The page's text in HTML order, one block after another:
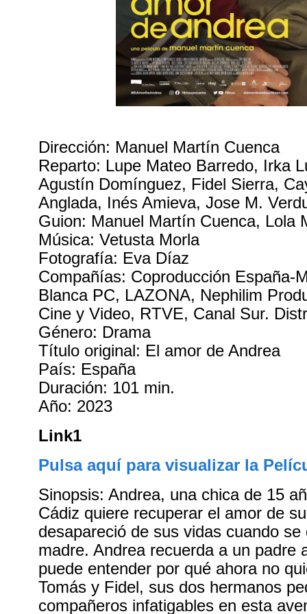
Dirección: Manuel Martín Cuenca
Reparto: Lupe Mateo Barredo, Irka
Agustín Domínguez, Fidel Sierra,
Anglada, Inés Amieva, Jose M.
Guion: Manuel Martín Cuenca, Lola
Música: Vetusta Morla
Fotografía: Eva Díaz
Compañías: Coproducción España-
Blanca PC, LAZONA, Nephilim
Cine y Video, RTVE, Canal Sur.
Género: Drama
Título original: El amor de Andrea
País: España
Duración: 101 min.
Año: 2023
Link1
Pulsa aquí para visualizar la
Sinopsis: Andrea, una chica de 15
Cádiz quiere recuperar el amor de
desapareció de sus vidas cuando se
madre. Andrea recuerda a un padre
puede entender por qué ahora no
Tomás y Fidel, sus dos hermanos
compañeros infatigables en esta